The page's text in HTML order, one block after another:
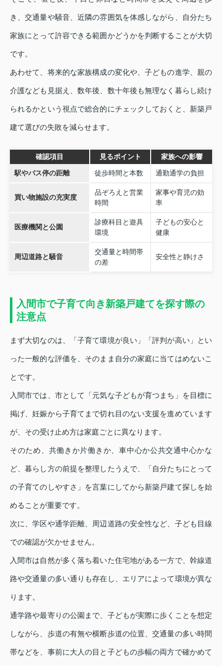
き、交通量や騒音、近隣の雰囲気を体感しながら、自分たち
家族にとって許容できる範囲かどうかを判断することが大切
です。
あわせて、将来的な家族構成の変化や、子どもの進学、親の
介護なども見据え、数年後、数十年後も無理なく暮らし続け
られるかという視点で総合的にチェックしておくと、新築戸
建て選びの失敗を減らせます。
確認項目 見るポイント 家族への影響
駅やバス停の距離 徒歩時間と本数 通勤通学の負担
買い物施設の充実度
品ぞろえと営業
時間
家事や育児の効
率
医療機関と公園
診療科目と遊具
環境
子どもの安心と
健康
周辺道路と騒音
交通量と時間帯
の差
安全性と静けさ
入間市で子育て向き新築戸建てを探す際の
注意点
まず大切なのは、「子育て環境が良い」「評判が高い」とい
った一般的な評価を、そのまま自分の家庭に当てはめないこ
とです。
入間市では、市として「元気な子どもが育つまち」を目標に
掲げ、妊娠から子育てまで切れ目のない支援を進めています
が、その受け止め方は家庭ごとに異なります。
そのため、共働きか片働きか、車中心か公共交通中心かな
ど、暮らし方の前提を整理したうえで、「自分たちにとって
の子育てのしやすさ」を言葉にしてから新築戸建て探しを始
めることが重要です。
次に、学区や通学距離、周辺道路の安全性など、子ども目線
での確認が欠かせません。
入間市は自然が多く落ち着いた住宅地がある一方で、幹線道
路や交通量の多い通りも存在し、エリアによって環境が異な
ります。
通学路や最寄りの公園まで、子どもが実際に歩くことを想定
しながら、歩道の有無や横断歩道の位置、交通量の多い時間
帯などを、事前に大人の目と子どもの歩幅の両方で確かめて